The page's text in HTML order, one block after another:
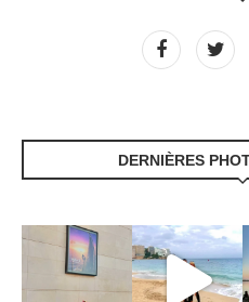
DERNIÈRES